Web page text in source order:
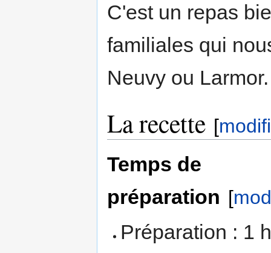
C'est un repas
familiales qui
Neuvy ou Larmor.
La recette [
Temps de
préparation [
Préparation : 1